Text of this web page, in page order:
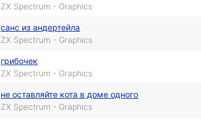
ZX Spectrum - Graphics
cанс из андертейла
ZX Spectrum - Graphics
грибочек
ZX Spectrum - Graphics
не оставляйте кота в доме одного
ZX Spectrum - Graphics